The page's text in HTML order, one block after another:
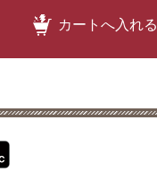
カートへ入れる